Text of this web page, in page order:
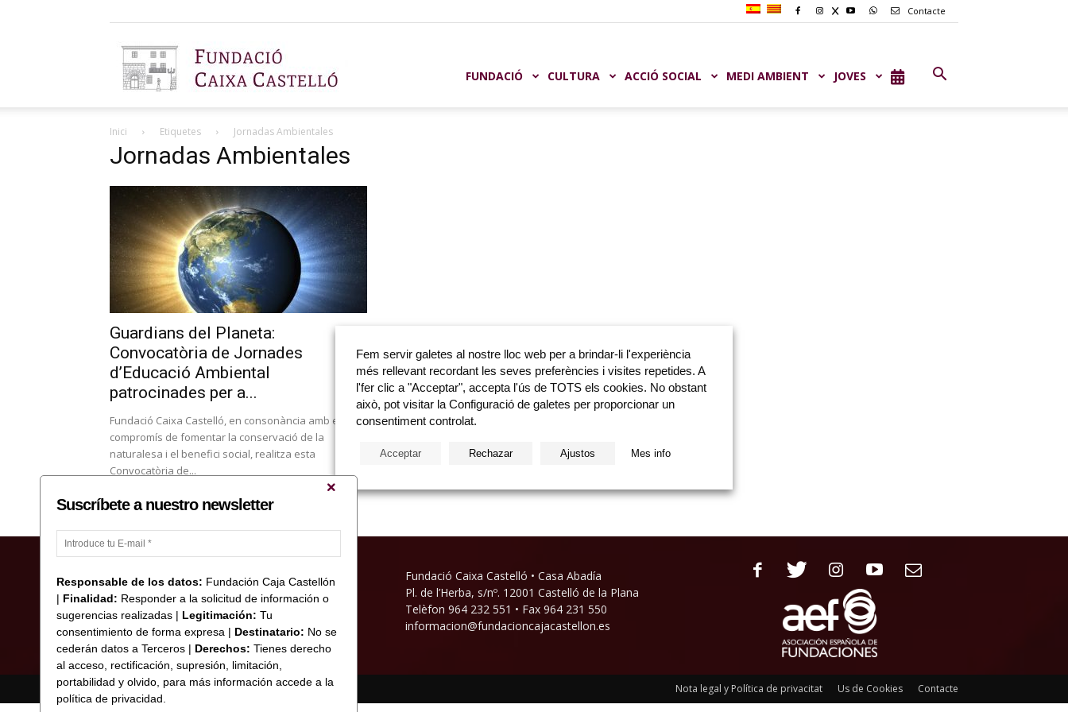
Contacte
Caja
FUNDACIÓ CULTURA ACCIÓ SOCIAL MEDI AMBIENT JOVES
Inici Etiquetes Jornadas Ambientales
Jornadas Ambientales
Guardians del Planeta:
Convocatòria de Jornades
d’Educació Ambiental
patrocinades per a...
Fundació Caixa Castelló, en consonància amb el seu
compromís de fomentar la conservació de la
naturalesa i el benefici social, realitza esta
Convocatòria de...
Fundació Caixa Castelló • Casa Abadía
Pl. de l’Herba, s/nº. 12001 Castelló de la Plana
Telèfon 964 232 551 • Fax 964 231 550
informacion@fundacioncajacastellon.es
Nota legal y Política de privacitat Us de Cookies Contacte
© Copyright 2017 Fundació Caixa Castelló
Suscríbete a nuestro newsletter
Responsable de los datos: Fundación Caja Castellón
| Finalidad: Responder a la solicitud de información o
sugerencias realizadas | Legitimación: Tu
consentimiento de forma expresa | Destinatario: No se
cederán datos a Terceros | Derechos: Tienes derecho
al acceso, rectificación, supresión, limitación,
portabilidad y olvido, para más información accede a la
política de privacidad.
Fem servir galetes al nostre lloc web per a brindar-li l'experiència
més rellevant recordant les seves preferències i visites repetides. A
l'fer clic a "Acceptar", accepta l'ús de TOTS els cookies. No obstant
això, pot visitar la Configuració de galetes per proporcionar un
consentiment controlat.
Acceptar Rechazar Ajustos Mes info